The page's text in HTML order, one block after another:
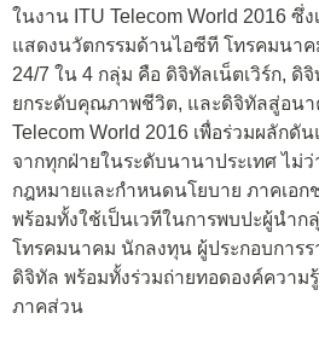
ในงาน ITU Telecom World 2016 ซึ่
แสดงนวัตกรรมด้านไอซีที โทรคมนา
24/7 ใน 4 กลุ่ม คือ ดิจิทัลเน็ตเวิร์ก, ดิ
ยกระดับคุณภาพชีวิต, และดิจิทัลสู่อนา
Telecom World 2016 เพื่อร่วมผลักดั
จากทุกฝ่ายในระดับนานาประเทศ ไม่
กฎหมายและกำหนดนโยบาย ภาคเอ
พร้อมทั้งใช้เป็นเวทีในการพบปะผู้นำก
โทรคมนาคม นักลงทุน ผู้ประกอบการ
ดิจิทัล พร้อมทั้งร่วมถ่ายทอดองค์ควา
ภาคส่วน